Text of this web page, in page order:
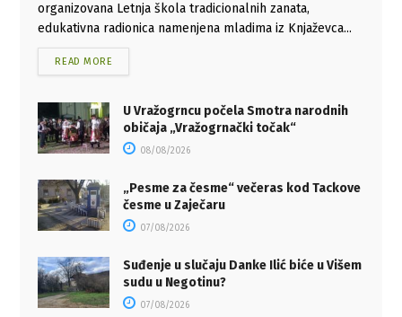
organizovana Letnja škola tradicionalnih zanata,
edukativna radionica namenjena mladima iz Knjaževca...
READ MORE
U Vražogrncu počela Smotra narodnih
običaja „Vražogrnački točak“
08/08/2026
„Pesme za česme“ večeras kod Tackove
česme u Zaječaru
07/08/2026
Suđenje u slučaju Danke Ilić biće u Višem
sudu u Negotinu?
07/08/2026